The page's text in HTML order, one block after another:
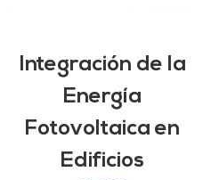
Integración de la
Energía
Fotovoltaica en
Edificios